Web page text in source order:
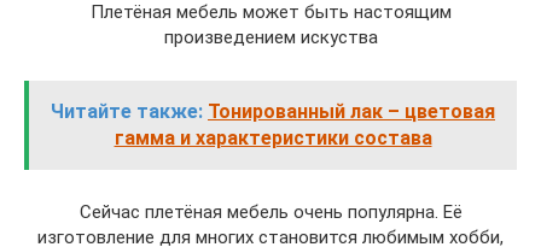
Плетёная мебель может быть настоящим
произведением искуства
Читайте также: Тонированный лак – цветовая
гамма и характеристики состава
Сейчас плетёная мебель очень популярна. Её
изготовление для многих становится любимым хобби,